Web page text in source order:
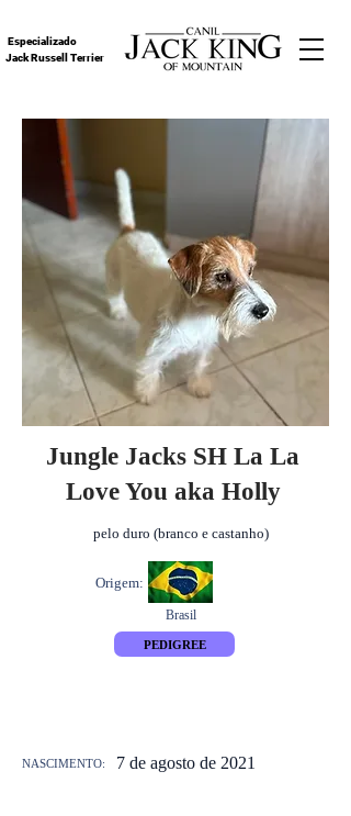
Especializado
Jack Russell Terrier
Jungle Jacks SH La La
Love You aka Holly
pelo duro (branco e castanho)
Origem:
Brasil
PEDIGREE
7 de agosto de 2021
NASCIMENTO: